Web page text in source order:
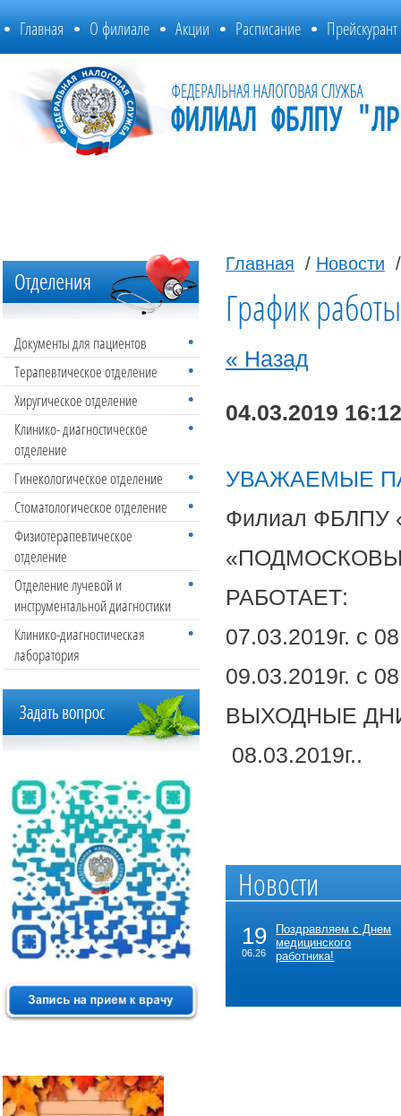
Главная О филиале Акции Расписание Прейскурант
Главная / Новости
График
« Назад
04.03.2019 16:12
УВАЖАЕМЫЕ
Филиал ФБЛПУ
РАБОТАЕТ:
07.03.2019г. с
09.03.2019г. с
ВЫХОДНЫЕ
08.03.2019г..
Новости
19
06.26
Поздравляем с Днем
медицинского
работника!
Документы для пациентов
Терапевтическое отделение
Хиругическое отделение
Клинико- диагностическое
отделение
Гинекологическое отделение
Стоматологическое отделение
Физиотерапевтическое
отделение
Отделение лучевой и
инструментальной диагностики
Клинико-диагностическая
лаборатория